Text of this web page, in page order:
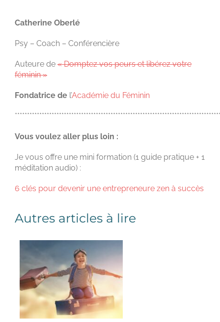
Catherine Oberlé
Psy – Coach – Conférencière
Auteure de « Domptez vos peurs et libérez votre
féminin »
Fondatrice de l’Académie du Féminin
Vous voulez aller plus loin :
Je vous offre une mini formation (1 guide pratique + 1
méditation audio) :
6 clés pour devenir une entrepreneure zen à succès
Autres articles à lire